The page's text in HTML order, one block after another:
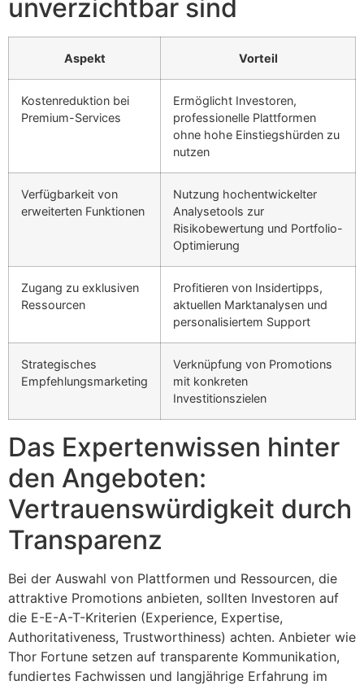
unverzichtbar sind
Aspekt Vorteil
Kostenreduktion bei
Premium-Services
Ermöglicht Investoren,
professionelle Plattformen
ohne hohe Einstiegshürden zu
nutzen
Verfügbarkeit von
erweiterten Funktionen
Nutzung hochentwickelter
Analysetools zur
Risikobewertung und Portfolio-
Optimierung
Zugang zu exklusiven
Ressourcen
Profitieren von Insidertipps,
aktuellen Marktanalysen und
personalisiertem Support
Strategisches
Empfehlungsmarketing
Verknüpfung von Promotions
mit konkreten
Investitionszielen
Das Expertenwissen hinter
den Angeboten:
Vertrauenswürdigkeit durch
Transparenz
Bei der Auswahl von Plattformen und Ressourcen, die
attraktive Promotions anbieten, sollten Investoren auf
die E-E-A-T-Kriterien (Experience, Expertise,
Authoritativeness, Trustworthiness) achten. Anbieter wie
Thor Fortune setzen auf transparente Kommunikation,
fundiertes Fachwissen und langjährige Erfahrung im